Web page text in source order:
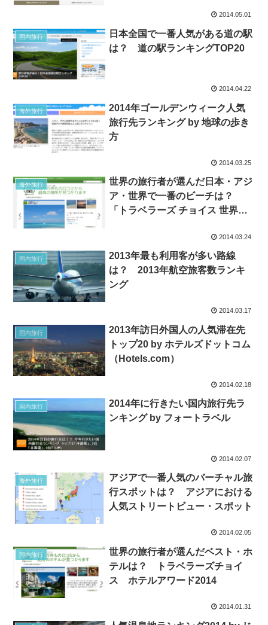
2014.05.01
国内旅行
日本全国で一番人気がある道の駅
は？ 道の駅ランキングTOP20
2014.04.22
海外旅行
2014年ゴールデンウィーク人気
旅行先ランキング by 地球の歩き
方
2014.03.25
海外旅行
世界の旅行者が選んだ日本・アジ
ア・世界で一番のビーチは？
「トラベラーズ チョイス 世界の
2014.03.24
国内旅行
2013年最も利用客が多い路線
は？ 2013年航空旅客数ランキ
ング
2014.03.17
国内旅行
2013年訪日外国人の人気滞在先
トップ20 by ホテルズドットコム
（Hotels.com）
2014.02.18
国内旅行
2014年に行きたい国内旅行先ラ
ンキング by フォートラベル
2014.02.07
海外旅行
アジアで一番人気のバーチャル旅
行スポットは？ アジアにおける
人気ストリートビュー・スポット
2014.02.05
国内旅行
世界の旅行者が選んだベスト・ホ
テルは？ トラベラーズチョイ
ス ホテルアワード2014
2014.01.31